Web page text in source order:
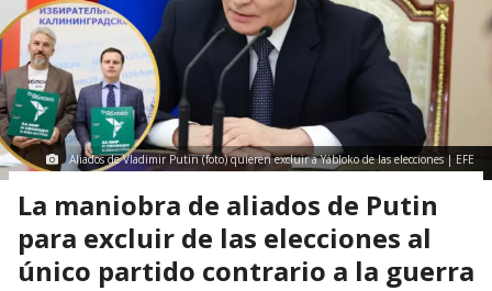
Aliados de Vladimir Putin (foto) quieren excluir a Yábloko de las elecciones | EFE
La maniobra de aliados de Putin
para excluir de las elecciones al
único partido contrario a la guerra